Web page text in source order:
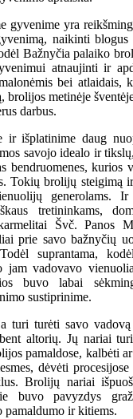
yra
naikinti blogus
Bažnyčia palaiko
atnaujinti ir
bei atlaidais,
brolijos metinėje
darbus.
daug
savojo idealo ir
bendruomenes, kurios
Tokių brolijų steigimą
generolams. Ir
tretininkams,
Švč. Panos
prie savo bažnyčių
suprantama,
jam vadovavo
buvo labai
sustiprinime.
turėti savo vadovą
altorių. Jų nariai
pamaldose, kalbėti
dėvėti
Brolijų nariai
buvo pavyzdys
ir kitiems.